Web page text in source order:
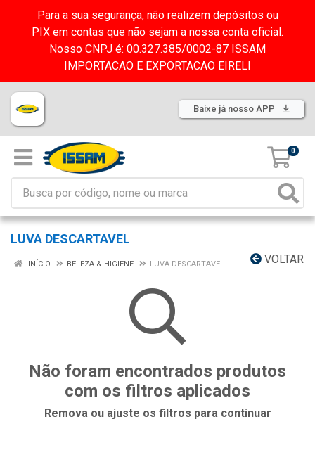
Para a sua segurança, não realizem depósitos ou
PIX em contas que não sejam a nossa conta oficial.
Nosso CNPJ é: 00.327.385/0002-87 ISSAM
IMPORTACAO E EXPORTACAO EIRELI
Baixe já nosso APP
0
LUVA DESCARTAVEL
VOLTAR
INÍCIO BELEZA & HIGIENE LUVA DESCARTAVEL
Não foram encontrados produtos
com os filtros aplicados
Remova ou ajuste os filtros para continuar